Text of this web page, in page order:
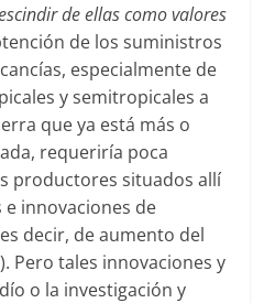
de ellas como valores
de los suministros
especialmente de
y semitropicales a
que ya está más o
requeriría poca
productores situados allí
innovaciones de
decir, de aumento del
Pero tales innovaciones y
o la investigación y